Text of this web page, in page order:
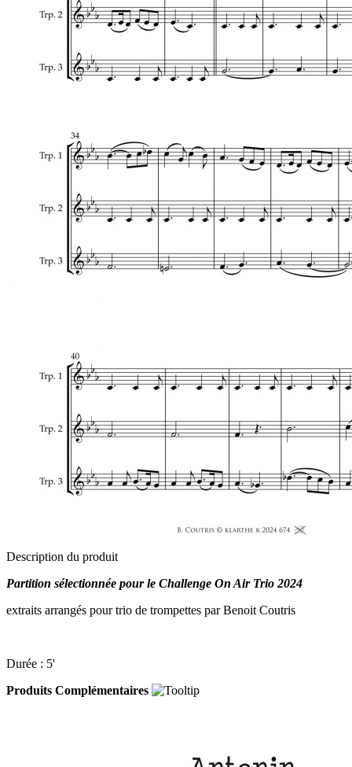
Description du produit
Partition sélectionnée pour le Challenge On Air Trio 2024
extraits arrangés pour trio de trompettes par Benoit Coutris
Durée : 5'
Produits Complémentaires